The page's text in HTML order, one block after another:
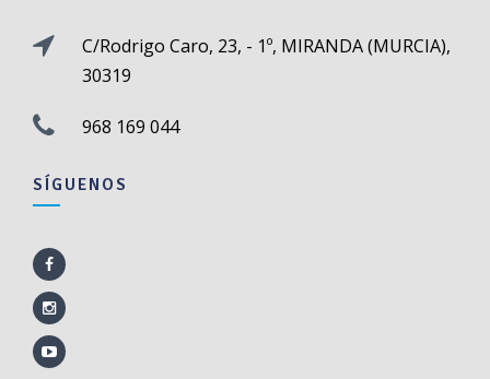
C/Rodrigo Caro, 23, - 1º, MIRANDA (MURCIA),
30319
968 169 044
SÍGUENOS